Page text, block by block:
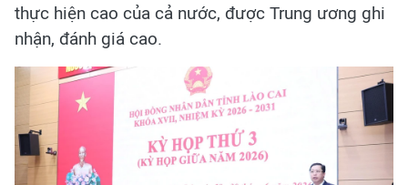
thực hiện cao của cả nước, được Trung ương ghi
nhận, đánh giá cao.